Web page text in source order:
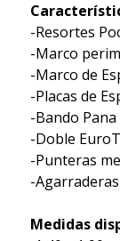
-Resortes
-Marco
-Marco de
-Placas de
-Bando
-Doble
-Punteras
-
Medidas